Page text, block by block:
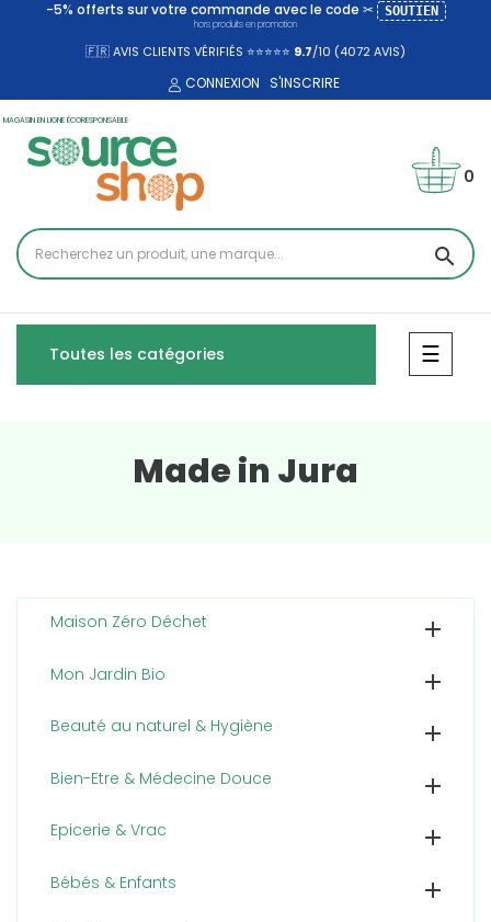
-5% offerts sur votre commande avec le code ✂ SOUTIEN
hors produits en promotion
🇫🇷 AVIS CLIENTS VÉRIFIÉS ⭐⭐⭐⭐⭐ 9.7/10 (4072AVIS)
CONNEXION S'INSCRIRE
MAGASIN EN LIGNE ÉCORESPONSABLE
search
0
Toutes les catégories ☰
Made in Jura
Maison Zéro Déchet 
Mon Jardin Bio 
Beauté au naturel & Hygiène 
Bien-Etre & Médecine Douce 
Epicerie & Vrac 
Bébés & Enfants 